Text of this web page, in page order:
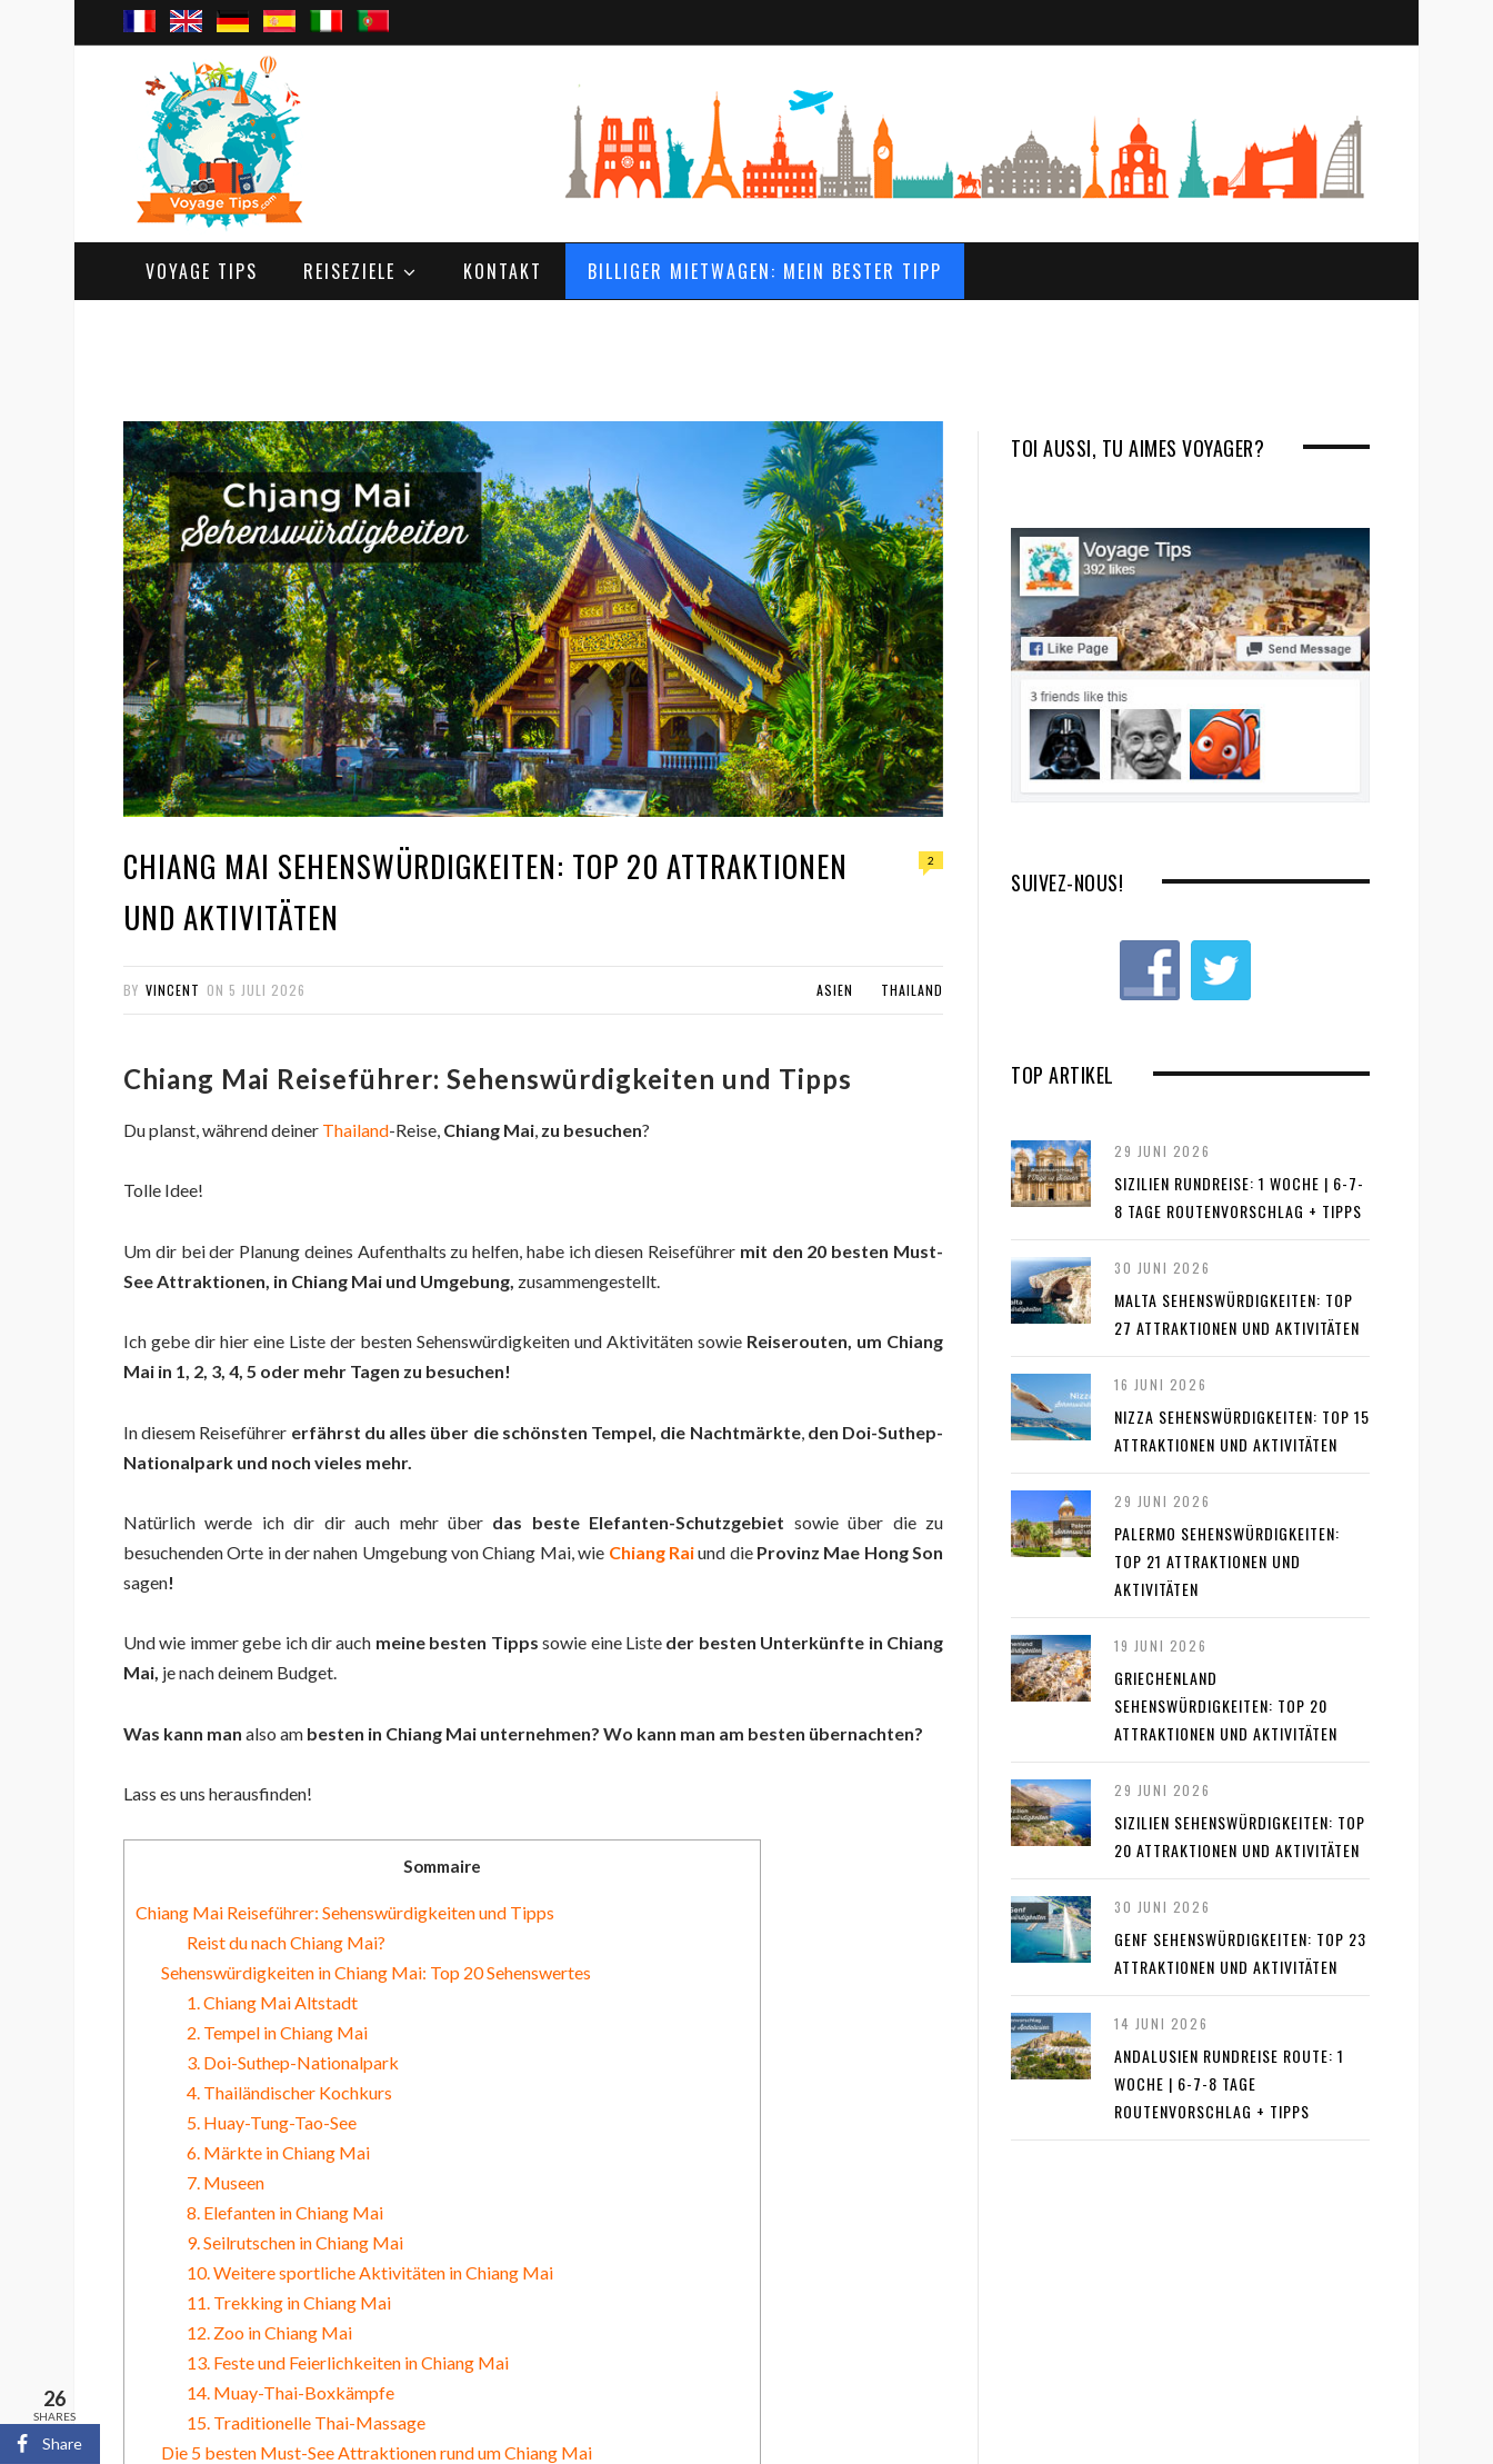
r
c
h
VOYAGE TIPS REISEZIELE KONTAKT BILLIGER MIETWAGEN: MEIN BESTER TIPP
CHIANG MAI SEHENSWÜRDIGKEITEN: TOP 20 ATTRAKTIONEN
UND AKTIVITÄTEN
2
BY VINCENT ON 5 JULI 2026 ASIEN THAILAND
Chiang Mai Reiseführer: Sehenswürdigkeiten und Tipps
Du planst, während deiner Thailand-Reise, Chiang Mai, zu besuchen?
Tolle Idee!
Um dir bei der Planung deines Aufenthalts zu helfen, habe ich diesen Reiseführer mit den 20 besten Must-
See Attraktionen, in Chiang Mai und Umgebung, zusammengestellt.
Ich gebe dir hier eine Liste der besten Sehenswürdigkeiten und Aktivitäten sowie Reiserouten, um Chiang
Mai in 1, 2, 3, 4, 5 oder mehr Tagen zu besuchen!
In diesem Reiseführer erfährst du alles über die schönsten Tempel, die Nachtmärkte, den Doi-Suthep-
Nationalpark und noch vieles mehr.
Natürlich werde ich dir dir auch mehr über das beste Elefanten-Schutzgebiet sowie über die zu
besuchenden Orte in der nahen Umgebung von Chiang Mai, wie Chiang Raiund die Provinz Mae Hong Son
sagen!
Und wie immer gebe ich dir auch meine besten Tipps sowie eine Liste der besten Unterkünfte in Chiang
Mai, je nach deinem Budget.
Was kann man also am besten in Chiang Mai unternehmen? Wo kann man am besten übernachten?
Lass es uns herausfinden!
Sommaire
Chiang Mai Reiseführer: Sehenswürdigkeiten und Tipps
Reist du nach Chiang Mai?
Sehenswürdigkeiten in Chiang Mai: Top 20 Sehenswertes
1. Chiang Mai Altstadt
2. Tempel in Chiang Mai
3. Doi-Suthep-Nationalpark
4. Thailändischer Kochkurs
5. Huay-Tung-Tao-See
6. Märkte in Chiang Mai
7. Museen
8. Elefanten in Chiang Mai
9. Seilrutschen in Chiang Mai
10. Weitere sportliche Aktivitäten in Chiang Mai
11. Trekking in Chiang Mai
12. Zoo in Chiang Mai
13. Feste und Feierlichkeiten in Chiang Mai
14. Muay-Thai-Boxkämpfe
15. Traditionelle Thai-Massage
Die 5 besten Must-See Attraktionen rund um Chiang Mai
TOI AUSSI, TU AIMES VOYAGER?
SUIVEZ-NOUS!
TOP ARTIKEL
29 JUNI 2026
SIZILIEN RUNDREISE: 1 WOCHE | 6-7-
8 TAGE ROUTENVORSCHLAG + TIPPS
30 JUNI 2026
MALTA SEHENSWÜRDIGKEITEN: TOP
27 ATTRAKTIONEN UND AKTIVITÄTEN
16 JUNI 2026
NIZZA SEHENSWÜRDIGKEITEN: TOP 15
ATTRAKTIONEN UND AKTIVITÄTEN
29 JUNI 2026
PALERMO SEHENSWÜRDIGKEITEN:
TOP 21 ATTRAKTIONEN UND
AKTIVITÄTEN
19 JUNI 2026
GRIECHENLAND
SEHENSWÜRDIGKEITEN: TOP 20
ATTRAKTIONEN UND AKTIVITÄTEN
29 JUNI 2026
SIZILIEN SEHENSWÜRDIGKEITEN: TOP
20 ATTRAKTIONEN UND AKTIVITÄTEN
30 JUNI 2026
GENF SEHENSWÜRDIGKEITEN: TOP 23
ATTRAKTIONEN UND AKTIVITÄTEN
14 JUNI 2026
ANDALUSIEN RUNDREISE ROUTE: 1
WOCHE | 6-7-8 TAGE
ROUTENVORSCHLAG + TIPPS
26
SHARES
Share